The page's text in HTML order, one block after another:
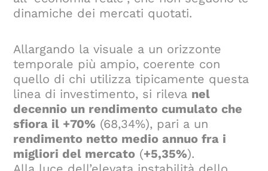
dinamiche dei mercati quotati.
Allargando la visuale a un orizzonte
temporale più ampio, coerente con
quello di chi utilizza tipicamente questa
linea di investimento, si rileva nel
decennio un rendimento cumulato che
sfiora il +70% (68,34%), pari a un
rendimento netto medio annuo fra i
migliori del mercato (+5,35%).